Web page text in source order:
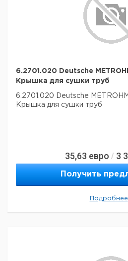
6.2701.020 Deutsche
Крышка для сушки труб
6.2701.020 Deutsche
Крышка для сушки труб
35,63 евро / 3
Получить
Подробнее